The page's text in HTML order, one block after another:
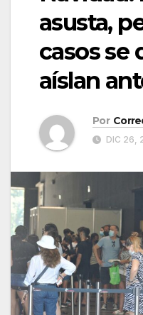
asusta,
casos se
aíslan
Por
DIC 26,